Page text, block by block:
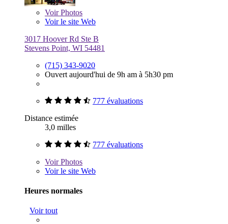
VoirPhotos
Voir le site Web
3017 Hoover Rd Ste B
Stevens Point, WI 54481
(715) 343-9020
Ouvert aujourd'hui de 9h am à 5h30 pm
777 évaluations
Distance estimée
3,0 milles
777 évaluations
VoirPhotos
Voir le site Web
Heures normales
Voir tout